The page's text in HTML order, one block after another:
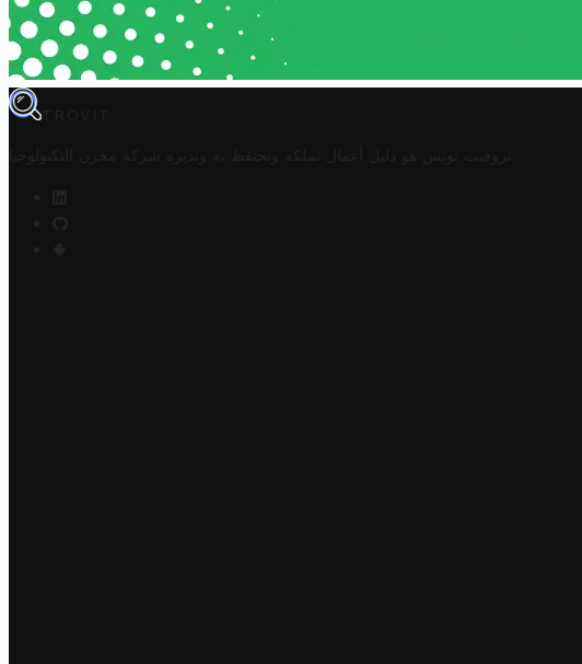
TROVIT
تروفيت تونس هو دليل أعمال تملكه وتحتفظ به وتديره شركة مخزن التكنولوجيا